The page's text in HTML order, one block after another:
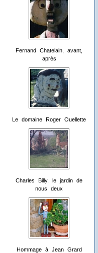
Fernand Chatelain, avant,
après
Le domaine Roger Ouellette
Charles Billy, le jardin de
nous deux
Hommage à Jean Grard